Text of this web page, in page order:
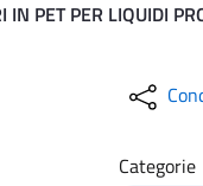
PET PER LIQUIDI
Categorie